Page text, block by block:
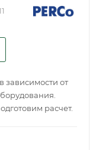
зависимости от
расчет.